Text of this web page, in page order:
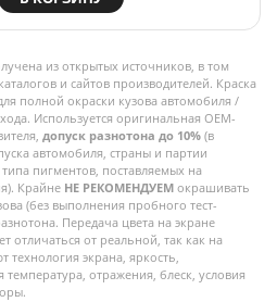
из открытых источников, в том
и сайтов производителей. Краска
полной окраски кузова автомобиля /
Используется оригинальная OEM-
допуск разнотона до 10% (в
автомобиля, страны и партии
пигментов, поставляемых на
Крайне НЕ РЕКОМЕНДУЕМ окрашивать
(без выполнения пробного тест-
Передача цвета на экране
отличаться от реальной, так как на
технология экрана, яркость,
температура, отражения, блеск, условия